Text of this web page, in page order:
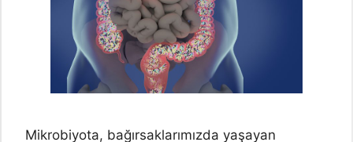
Mikrobiyota, bağırsaklarımızda yaşayan